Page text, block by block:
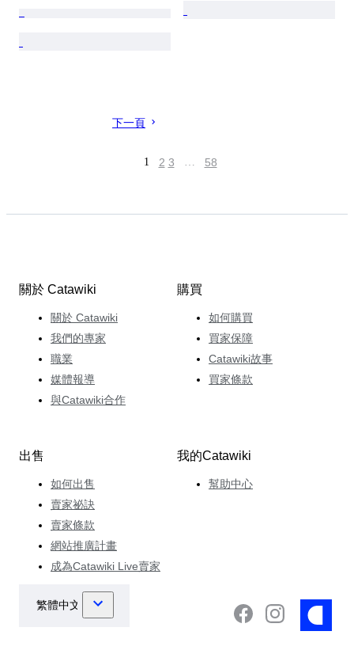
下一頁
1 2 3 … 58
關於 Catawiki
關於 Catawiki
我們的專家
職業
媒體報導
與Catawiki合作
購買
如何購買
買家保障
Catawiki故事
買家條款
出售
如何出售
賣家祕訣
賣家條款
網站推廣計畫
成為Catawiki Live賣家
我的Catawiki
幫助中心